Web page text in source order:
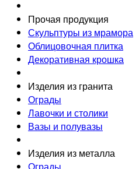
Прочая продукция
Скульптуры из мрамора
Облицовочная плитка
Декоративная крошка
Изделия из гранита
Ограды
Лавочки и столики
Вазы и полувазы
Изделия из металла